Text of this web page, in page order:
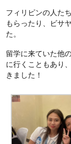
フィリピンの人た
もらったり、ビサ
た。
留学に来ていた他
に行くこともあり
きました！